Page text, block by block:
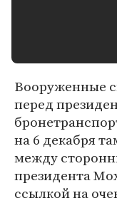
Вооруженные
перед
на 6 декабря
между
президента
ссылкой на